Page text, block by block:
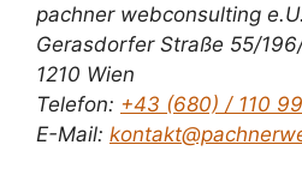
pachner webconsulting e.U.
Gerasdorfer Straße 55/
1210 Wien
Telefon: +43 (680) / 110
E-Mail: